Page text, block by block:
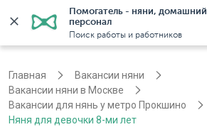
Помогатель - няни, домашний
персонал
Поиск работы и работников
Главная
Вакансии няни
Вакансии няни в Москве
Вакансии для нянь у метро Прокшино
Няня для девочки 8-ми лет